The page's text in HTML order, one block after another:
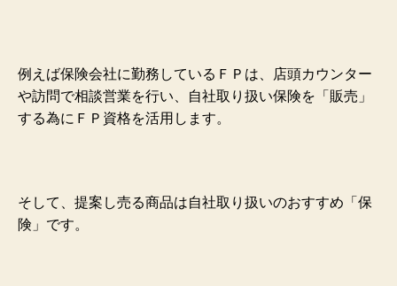
例えば保険会社に勤務しているＦＰは、店頭カウンター
や訪問で相談営業を行い、自社取り扱い保険を「販売」
する為にＦＰ資格を活用します。
そして、提案し売る商品は自社取り扱いのおすすめ「保
険」です。